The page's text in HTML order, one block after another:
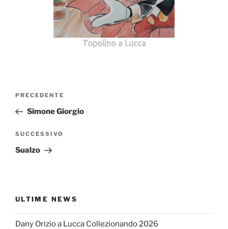
Topolino a Lucca
Navigazione
Articolo
precedente:
PRECEDENTE
Simone Giorgio
Articolo
successivo
SUCCESSIVO
Sualzo
ULTIME NEWS
Dany Orizio a Lucca Collezionando 2026